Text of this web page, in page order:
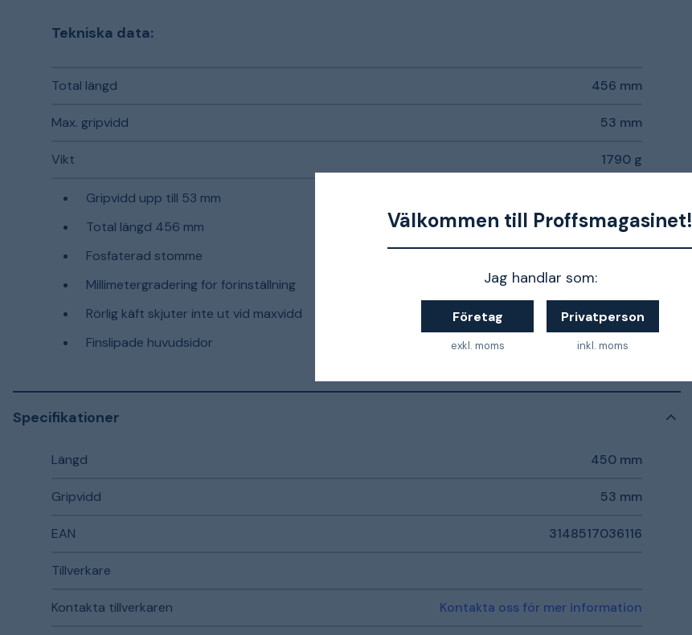
Välkommen till Proffsmagasinet!
Jag handlar som:
Företag
exkl. moms
Privatperson
inkl. moms
Tekniska data:
Total längd 456 mm
Max. gripvidd 53 mm
Vikt 1790 g
Gripvidd upp till 53 mm
Total längd 456 mm
Fosfaterad stomme
Millimetergradering för förinställning
Rörlig käft skjuter inte ut vid maxvidd
Finslipade huvudsidor
Specifikationer
Längd 450 mm
Gripvidd 53 mm
EAN 3148517036116
Tillverkare
Kontakta tillverkaren Kontakta oss för mer information